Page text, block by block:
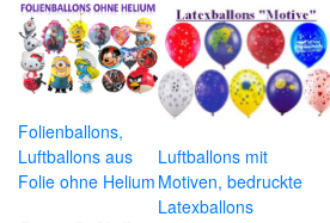
Folienballons,
Luftballons aus
Folie ohne Helium
Luftballons mit
Motiven, bedruckte
Latexballons